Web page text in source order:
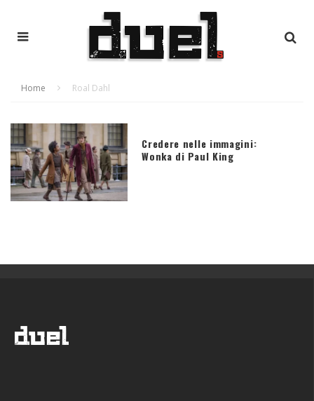
Home Roal Dahl
Credere nelle immagini:
Wonka di Paul King